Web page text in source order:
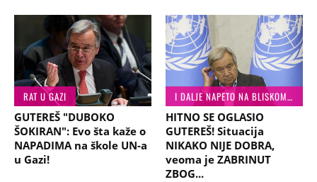
RAT U GAZI
GUTEREŠ "DUBOKO
ŠOKIRAN": Evo šta kaže o
NAPADIMA na škole UN-a
u Gazi!
I DALJE NAPETO NA BLISKOM ISTOKU
HITNO SE OGLASIO
GUTEREŠ! Situacija
NIKAKO NIJE DOBRA,
veoma je ZABRINUT
ZBOG...